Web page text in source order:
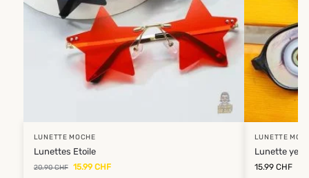
LUNETTE MOCHE
Lunettes Etoile
20.90CHF 15.99 CHF
LUNETTE
Lunette
15.99 CHF